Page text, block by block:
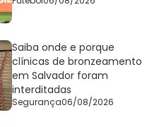
Saiba onde e porque
clínicas de bronzeamento
em Salvador foram
interditadas
Segurança06/08/2026